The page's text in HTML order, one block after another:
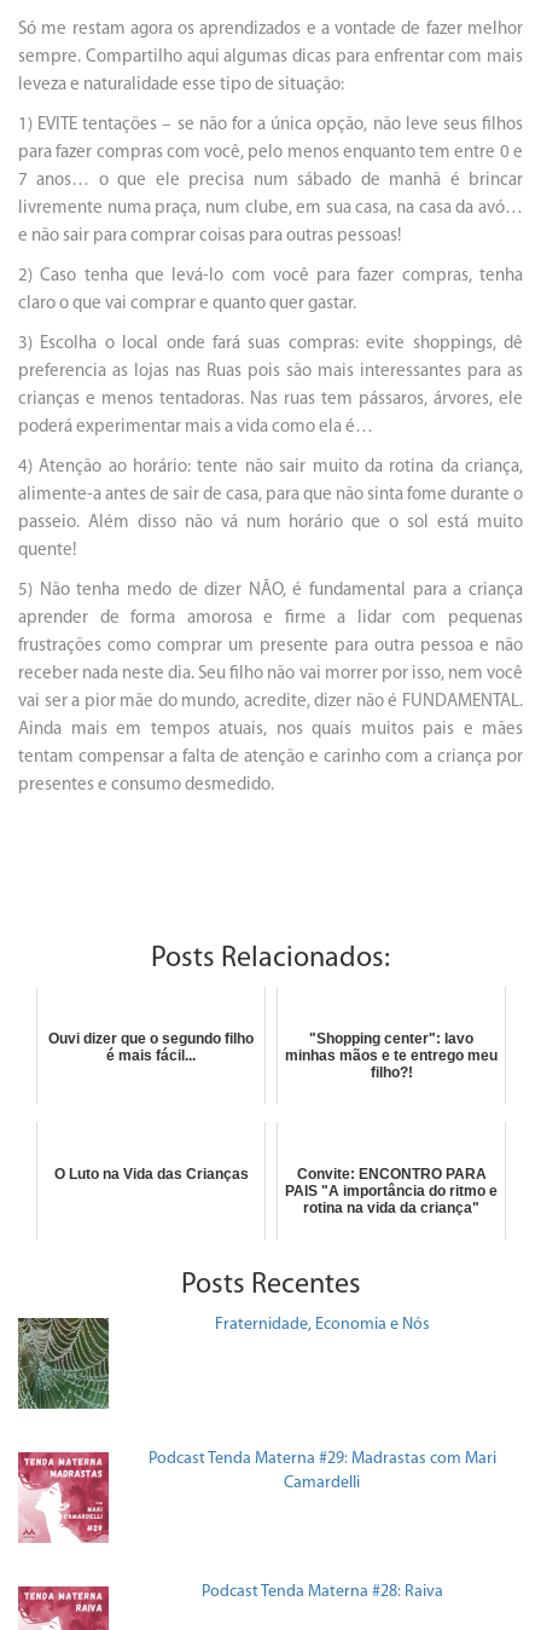
Só me restam agora os aprendizados e a vontade de fazer melhor
sempre. Compartilho aqui algumas dicas para enfrentar com mais
leveza e naturalidade esse tipo de situação:
1) EVITE tentações – se não for a única opção, não leve seus filhos
para fazer compras com você, pelo menos enquanto tem entre 0 e
7 anos… o que ele precisa num sábado de manhã é brincar
livremente numa praça, num clube, em sua casa, na casa da avó…
e não sair para comprar coisas para outras pessoas!
2) Caso tenha que levá-lo com você para fazer compras, tenha
claro o que vai comprar e quanto quer gastar.
3) Escolha o local onde fará suas compras: evite shoppings, dê
preferencia as lojas nas Ruas pois são mais interessantes para as
crianças e menos tentadoras. Nas ruas tem pássaros, árvores, ele
poderá experimentar mais a vida como ela é…
4) Atenção ao horário: tente não sair muito da rotina da criança,
alimente-a antes de sair de casa, para que não sinta fome durante o
passeio. Além disso não vá num horário que o sol está muito
quente!
5) Não tenha medo de dizer NÃO, é fundamental para a criança
aprender de forma amorosa e firme a lidar com pequenas
frustrações como comprar um presente para outra pessoa e não
receber nada neste dia. Seu filho não vai morrer por isso, nem você
vai ser a pior mãe do mundo, acredite, dizer não é FUNDAMENTAL.
Ainda mais em tempos atuais, nos quais muitos pais e mães
tentam compensar a falta de atenção e carinho com a criança por
presentes e consumo desmedido.
Posts Relacionados:
Ouvi dizer que o segundo filho
é mais fácil...
"Shopping center": lavo
minhas mãos e te entrego meu
filho?!
O Luto na Vida das Crianças
Convite: ENCONTRO PARA
PAIS "A importância do ritmo e
rotina na vida da criança"
Posts Recentes
Fraternidade, Economia e Nós
Podcast Tenda Materna #29: Madrastas com Mari
Camardelli
Podcast Tenda Materna #28: Raiva